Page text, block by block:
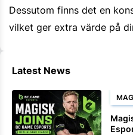
Dessutom finns det en
vilket ger extra värde på
Latest News